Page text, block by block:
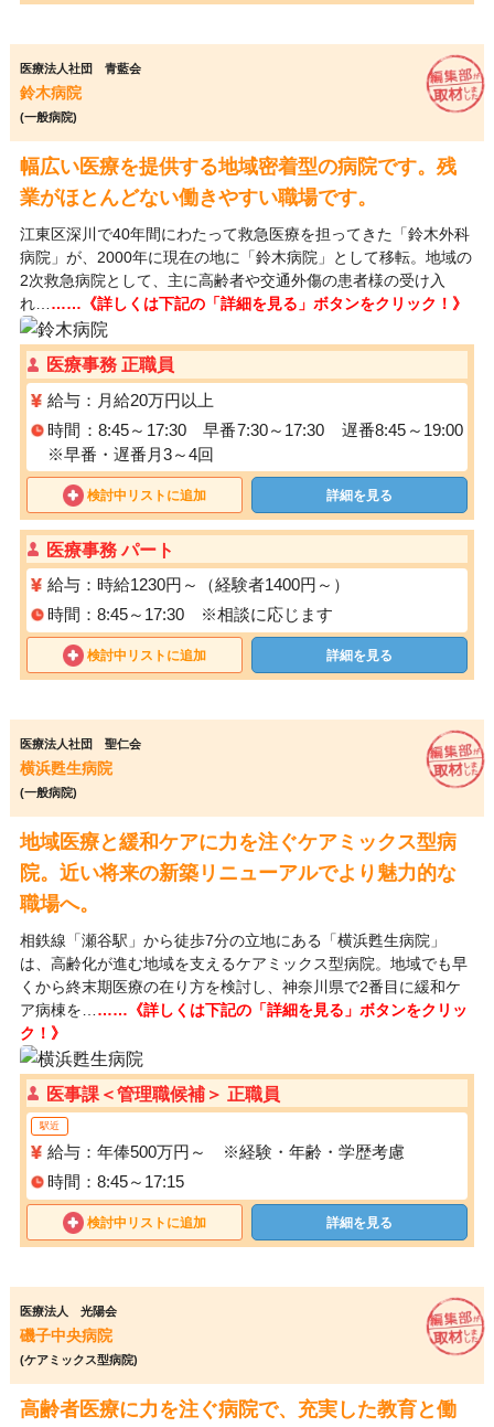
医療法人社団 青藍会
鈴木病院
(一般病院)
幅広い医療を提供する地域密着型の病院です。残
業がほとんどない働きやすい職場です。
江東区深川で40年間にわたって救急医療を担ってきた「鈴木外科
病院」が、2000年に現在の地に「鈴木病院」として移転。地域の
2次救急病院として、主に高齢者や交通外傷の患者様の受け入
れ… ……《詳しくは下記の「詳細を見る」ボタンをクリック！》
医療事務 正職員
給与：月給20万円以上
時間：8:45～17:30 早番7:30～17:30 遅番8:45～19:00
※早番・遅番月3～4回
検討中リストに追加 詳細を見る
医療事務 パート
給与：時給1230円～（経験者1400円～）
時間：8:45～17:30 ※相談に応じます
検討中リストに追加 詳細を見る
医療法人社団 聖仁会
横浜甦生病院
(一般病院)
地域医療と緩和ケアに力を注ぐケアミックス型病
院。近い将来の新築リニューアルでより魅力的な
職場へ。
相鉄線「瀬谷駅」から徒歩7分の立地にある「横浜甦生病院」
は、高齢化が進む地域を支えるケアミックス型病院。地域でも早
くから終末期医療の在り方を検討し、神奈川県で2番目に緩和ケ
ア病棟を… ……《詳しくは下記の「詳細を見る」ボタンをクリッ
ク！》
医事課＜管理職候補＞ 正職員
駅近
給与：年俸500万円～ ※経験・年齢・学歴考慮
時間：8:45～17:15
検討中リストに追加 詳細を見る
医療法人 光陽会
磯子中央病院
(ケアミックス型病院)
高齢者医療に力を注ぐ病院で、充実した教育と働